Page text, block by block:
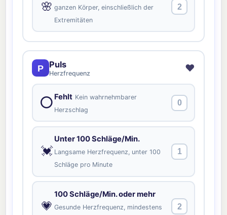
🌸 ganzen Körper, einschließlich der
Extremitäten
2
P Puls
Herzfrequenz ❤️
⭕ Fehlt Kein wahrnehmbarer
Herzschlag
0
💓
Unter 100 Schläge/Min.
Langsame Herzfrequenz, unter 100
Schläge pro Minute
1
💗
100 Schläge/Min. oder mehr
Gesunde Herzfrequenz, mindestens
2